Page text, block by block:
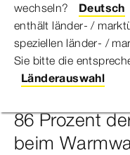
wechseln?
Deutsch
enthält länder- /
speziellen länder- /
Sie bitte die
Länderauswahl
der
86 Prozent
beim